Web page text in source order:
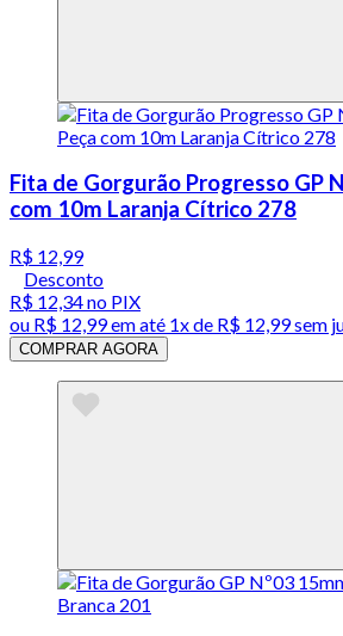
Fita de Gorgurão Progresso GP
com 10m Laranja Cítrico 278
R$ 12,99
Desconto
R$ 12,34no PIX
ou R$ 12,99em até 1x de R$ 12,99sem
COMPRAR AGORA